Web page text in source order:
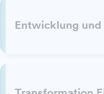
Entwicklung